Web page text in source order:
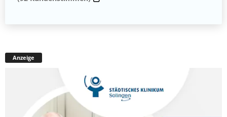
Anzeige